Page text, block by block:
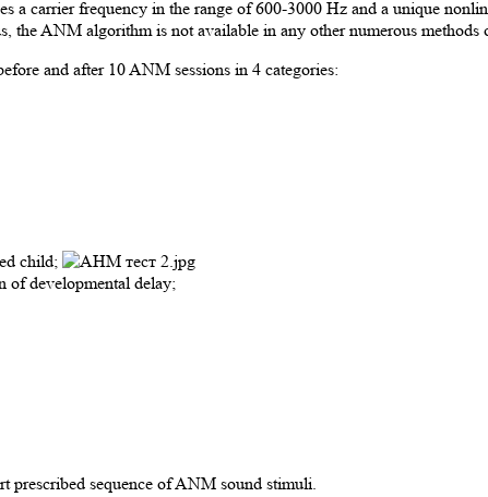
a carrier frequency in the range of 600-3000 Hz and a unique
ANM algorithm is not available in any other numerous methods
and after 10 ANM sessions in 4 categories:
child;
developmental delay;
prescribed sequence of ANM sound stimuli.